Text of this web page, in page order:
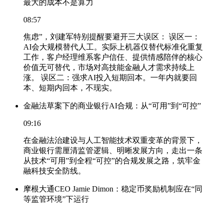
最大的成本不是算力
08:57
焦虑”，刘建军特别提醒要避开三大误区： 误区一：
AI会大规模替代人工。实际上机器仅替代标准化重复
工作，客户经理维系客户信任、提供情感陪伴的核心
价值无可替代，市场对高技能金融人才需求持续上
涨。 误区二：强求AI投入短期回本。一年内就要回
本、短期内回本，不现实。
金融法草案下的商业银行AI合规：从“可用”到“可控”
09:16
在金融法治建设与人工智能技术双重变革的背景下，
商业银行需厘清监管逻辑、明晰发展方向，走出一条
从技术“可用”到全程“可控”的合规发展之路，筑牢金
融科技安全防线。
摩根大通CEO Jamie Dimon：稳定币奖励机制应在“同
等监管环境”下运行